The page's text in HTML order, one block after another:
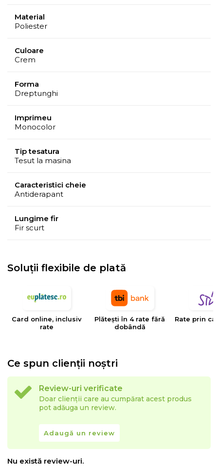
Întreţinere
Totodata, evitati expunerea indelungata in lumina
Se recomanda curatare profesionala.
Spate antiderapant din compozitie de latex. Este
lavabil.
Material
Poliester
Culoare
Crem
Forma
Dreptunghi
Imprimeu
Monocolor
Tip tesatura
Tesut la masina
Caracteristici cheie
Antiderapant
Lungime fir
Fir scurt
Soluții flexibile de plată
Card online, inclusiv
rate
Plătești în 4 rate fără
dobândă
Rate prin
Ce spun clienții noștri
Review-uri verificate
Doar clienții care au cumpărat acest produs
pot adăuga un review.
Adaugă un review
Nu există review-uri.